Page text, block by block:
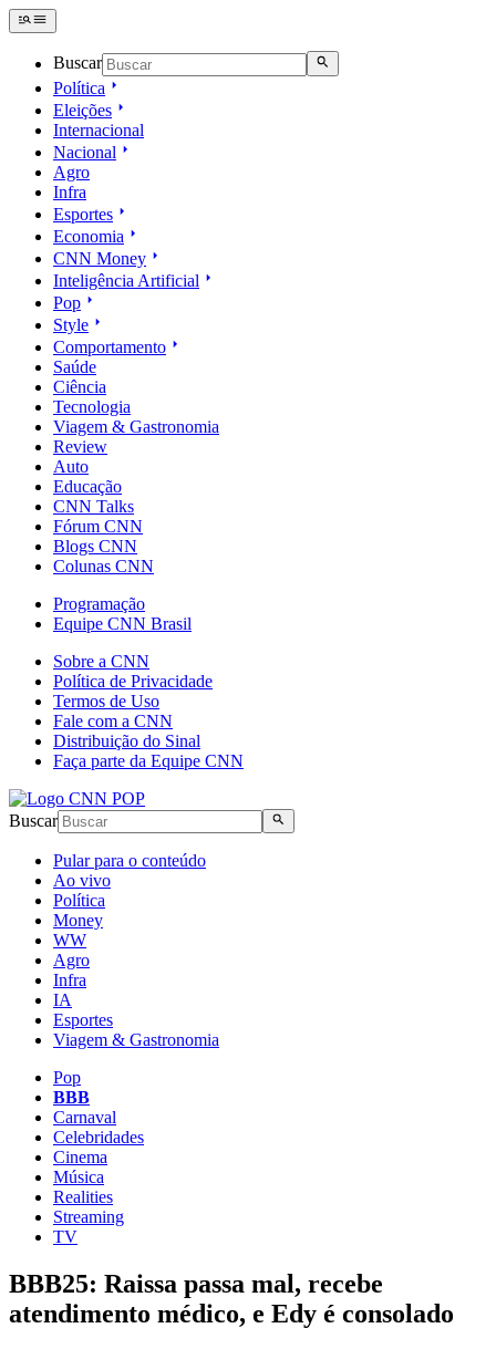
Buscar
Política
Eleições
Internacional
Nacional
Agro
Infra
Esportes
Economia
CNN Money
Inteligência Artificial
Pop
Style
Comportamento
Saúde
Ciência
Tecnologia
Viagem & Gastronomia
Review
Auto
Educação
CNN Talks
Fórum CNN
Blogs CNN
Colunas CNN
Programação
Equipe CNN Brasil
Sobre a CNN
Política de Privacidade
Termos de Uso
Fale com a CNN
Distribuição do Sinal
Faça parte da Equipe CNN
Buscar
Pular para o conteúdo
Ao vivo
Política
Money
WW
Agro
Infra
IA
Esportes
Viagem & Gastronomia
Pop
BBB
Carnaval
Celebridades
Cinema
Música
Realities
Streaming
TV
BBB25: Raissa passa mal, recebe
atendimento médico, e Edy é consolado